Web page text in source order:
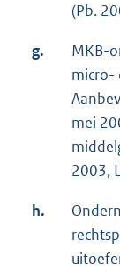
(Pb.
g.
MKB-
micro-
mei
2003,
h.